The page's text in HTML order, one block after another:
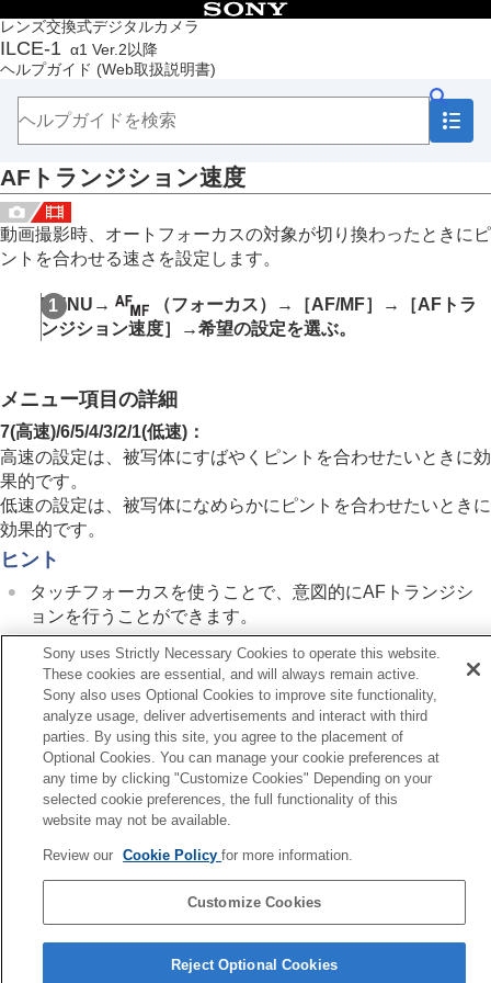
レンズ交換式デジタルカメラ
ILCE-1 α1 Ver.2以降
ヘルプガイド (Web取扱説明書)
目次
トップページ
ヘルプガイドの使いかた
本体と付属品を確認する
本機の基本操作
準備/基本的な撮影
MENU一覧から機能を探す
撮影機能を活用する
この章の目次
フォーカス（ピント）を合わせる
顔/瞳AF
縦横フォーカスエリア切換
フォーカスエリア登録機能
登録フォーカスエリア消去
フォーカス位置の循環 （静止画/動画）
（静止画/動画）
トラッキング中エリア枠表示
AF-Cエリア表示
位相差AFエリア表示
AF被写体追従感度
AFトランジション速度
AF乗り移り感度
AFアシスト
AF/MF切換
シャッター半押しAF
AFオン
フォーカスホールド
AF-S時の優先設定
プリセットフォーカス/ズーム
AFトランジション速度
動画撮影時、オートフォーカスの対象が切り換わったときにピ
ントを合わせる速さを設定します。
MENU → （フォーカス）→ ［AF/MF］ →
［AFトラ
ンジション速度］
→希望の設定を選ぶ。
メニュー項目の詳細
7(高速)/6/5/4/3/2/1(低速) ：
高速の設定は、被写体にすばやくピントを合わせたいときに効
果的です。
低速の設定は、被写体になめらかにピントを合わせたいときに
効果的です。
ヒント
タッチフォーカスを使うことで、意図的にAFトランジシ
ョンを行うことができます。
被写体追従感度
次へ
AF乗り移り
ヘルプガイドをご覧ください。
言語選択ページへ
Sony uses Strictly Necessary Cookies to operate this website.
These cookies are essential, and will always remain active.
Sony also uses Optional Cookies to improve site functionality,
analyze usage, deliver advertisements and interact with third
parties. By using this site, you agree to the placement of
Optional Cookies. You can manage your cookie preferences at
any time by clicking "Customize Cookies" Depending on your
selected cookie preferences, the full functionality of this
website may not be available.
Review our Cookie Policyfor more information.
Customize Cookies
Reject Optional Cookies